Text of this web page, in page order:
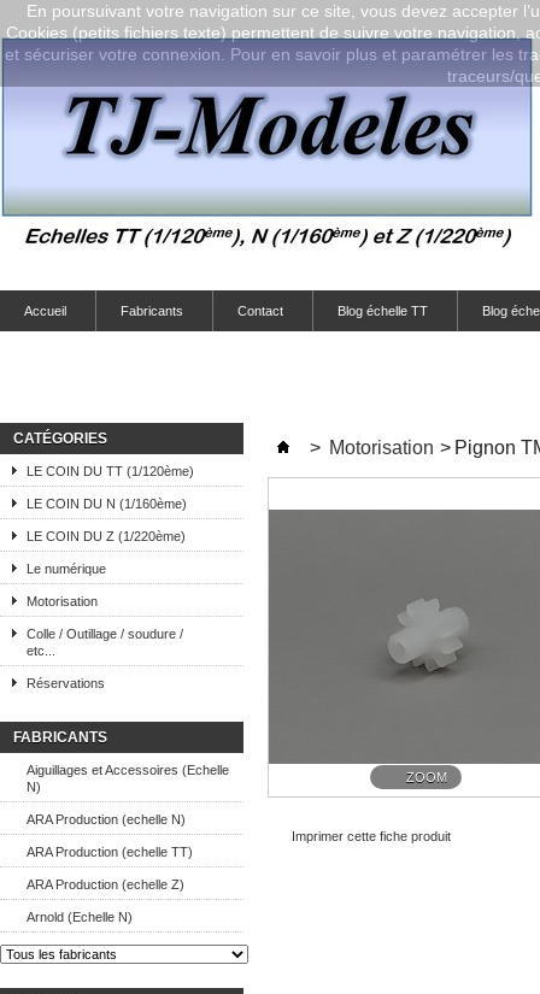
Accueil Fabricants Contact Blog échelle TT Blog
CATÉGORIES
LE COIN DU TT (1/120ème)
LE COIN DU N (1/160ème)
LE COIN DU Z (1/220ème)
Le numérique
Motorisation
Colle / Outillage / soudure /
etc...
Réservations
FABRICANTS
Aiguillages et Accessoires (Echelle
N)
ARA Production (echelle N)
ARA Production (echelle TT)
ARA Production (echelle Z)
Arnold (Echelle N)
> Motorisation > Pignon
ZOOM
Imprimer cette fiche produit
En poursuivant votre navigation sur ce site, vous devez accepter
Cookies (petits fichiers texte) permettent de suivre votre navigation,
et sécuriser votre connexion. Pour en savoir plus et paramétrer les
traceurs/